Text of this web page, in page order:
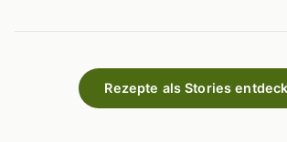
Rezepte als Stories